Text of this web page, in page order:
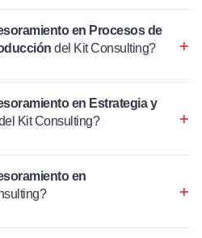
en Procesos de
del Kit Consulting?
en Estrategia y
Kit Consulting?
en